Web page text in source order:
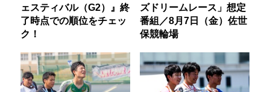
ェスティバル（G2）』終
了時点での順位をチェッ
ク！
ズドリームレース」想定
番組／8月7日（金）佐世
保競輪場